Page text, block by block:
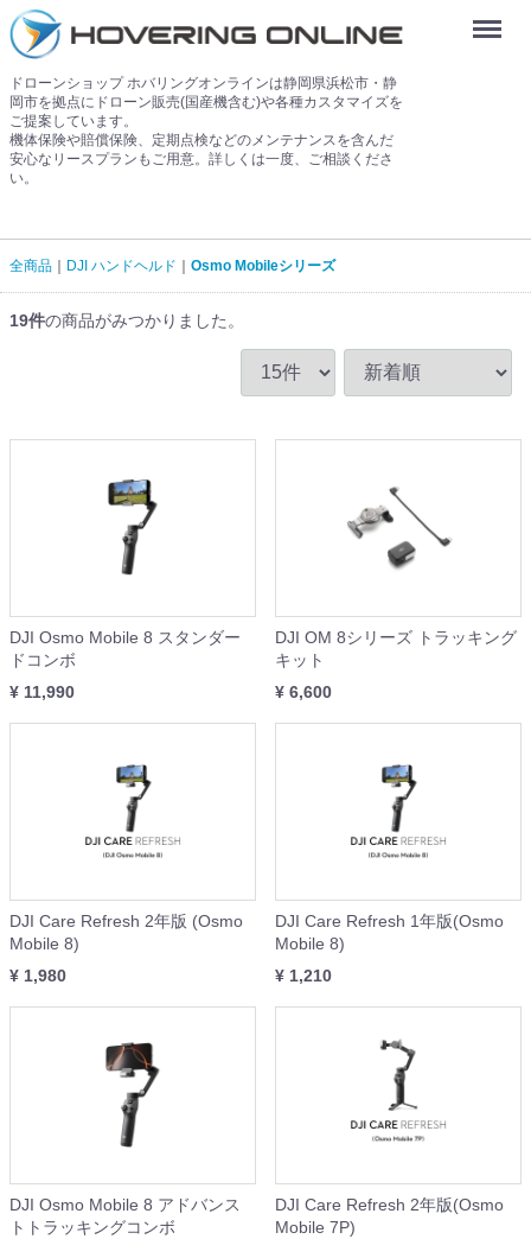
ドローンショップ ホバリングオンラインは静岡県浜松市・静
岡市を拠点にドローン販売(国産機含む)や各種カスタマイズを
ご提案しています。
機体保険や賠償保険、定期点検などのメンテナンスを含んだ
安心なリースプランもご用意。詳しくは一度、ご相談くださ
い。
Menu
全商品 DJI ハンドヘルド Osmo Mobileシリーズ
19件の商品がみつかりました。
DJI Osmo Mobile 8 スタンダー
ドコンボ
¥ 11,990
DJI OM 8シリーズ トラッキング
キット
¥ 6,600
DJI Care Refresh 2年版 (Osmo
Mobile 8)
¥ 1,980
DJI Care Refresh 1年版(Osmo
Mobile 8)
¥ 1,210
DJI Osmo Mobile 8 アドバンス
トトラッキングコンボ
DJI Care Refresh 2年版(Osmo
Mobile 7P)